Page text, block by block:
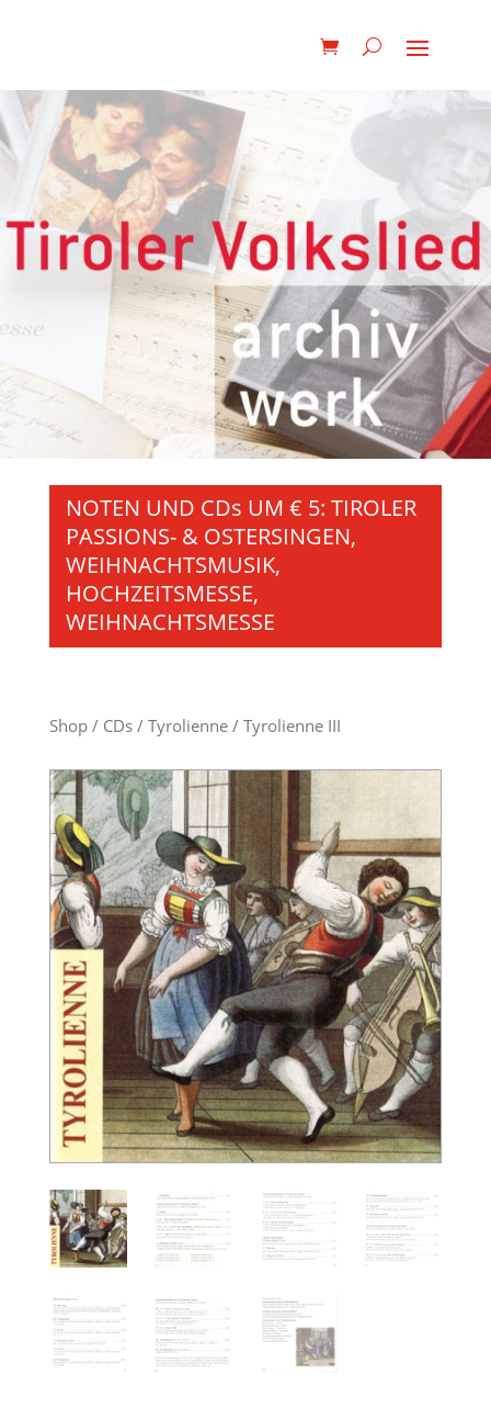
NOTEN UND CDs UM € 5: TIROLER
PASSIONS- & OSTERSINGEN,
WEIHNACHTSMUSIK,
HOCHZEITSMESSE,
WEIHNACHTSMESSE
Shop/ CDs/ Tyrolienne/ Tyrolienne III